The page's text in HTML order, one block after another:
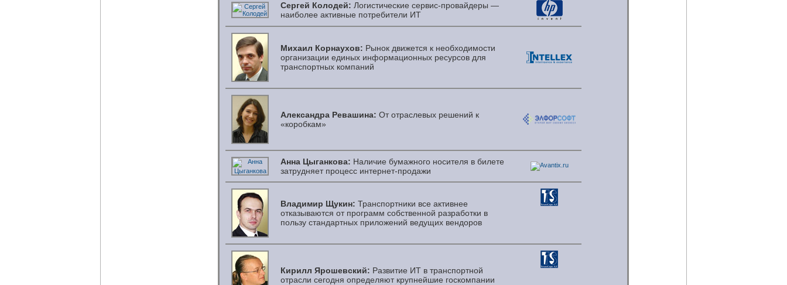
Сергей Колодей: Логистические сервис-провайдеры —
наиболее активные потребители ИТ
Михаил Корнаухов: Рынок движется к необходимости
организации единых информационных ресурсов для
транспортных компаний
Александра Ревашина: От отраслевых решений к
«коробкам»
Анна Цыганкова: Наличие бумажного носителя в билете
затрудняет процесс интернет-продажи
Владимир Щукин: Транспортники все активнее
отказываются от программ собственной разработки в
пользу стандартных приложений ведущих вендоров
Кирилл Ярошевский: Развитие ИТ в транспортной
отрасли сегодня определяют крупнейшие госкомпании